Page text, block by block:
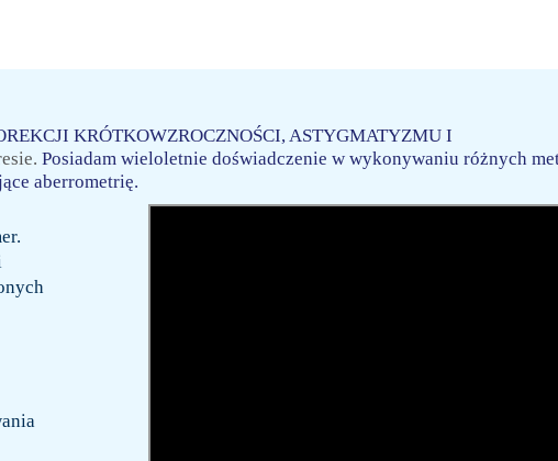
KRÓTKOWZROCZNOŚCI, ASTYGMATYZMU I
Posiadam wieloletnie doświadczenie w wykonywaniu różnych
aberrometrię.